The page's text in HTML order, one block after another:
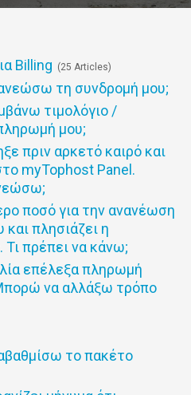
Billing 25 Articles
τη συνδρομή μου;
τιμολόγιο /
μου;
πριν αρκετό καιρό και
myTophost Panel.
ποσό για την ανανέωση
πλησιάζει η
Τι πρέπει να κάνω;
επέλεξα πληρωμή
να αλλάξω τρόπο
το πακέτο